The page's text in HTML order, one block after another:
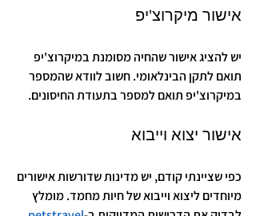
אישור מיקרוצ'יפ
יש להציג אישור שהחיה מסומנת במיקרוצ'יפ
תואם לתקן הבינלאומי. חשוב לוודא שהמספר
במיקרוצ'יפ תואם למספר בתעודת החיסונים.
אישור יצוא וייבוא
כפי שציינתי קודם, יש מדינות שדורשות אישורים
מיוחדים ליצוא וייבוא של חיות מחמד. מומלץ